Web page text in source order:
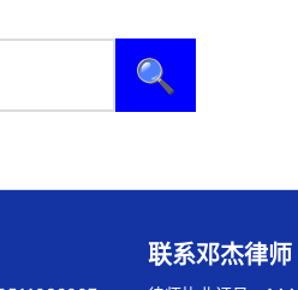
🔍
联系邓杰律师